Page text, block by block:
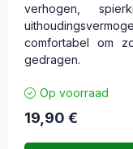
verhogen,
comfortabel om
gedragen.
Op voorraad
19,90 €